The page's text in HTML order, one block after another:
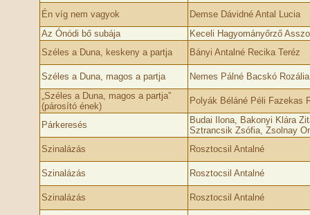
Én víg nem vagyok
Demse Dávidné Antal Lucia
Az Ónódi bő subája
Keceli Hagyományőrző
Széles a Duna, keskeny a partja
Bányi Antalné Recika Teréz
Széles a Duna, magos a partja
Nemes Pálné Bacskó Rozália
„Széles a Duna, magos a partja”
(párosító ének)
Polyák Béláné Péli Fazekas
Párkeresés
Budai Ilona, Bakonyi Klára
Sztrancsik Zsófia, Zsolnay
Szinalázás
Rosztocsil Antalné
Szinalázás Rosztocsil Antalné
Szinalázás Rosztocsil Antalné